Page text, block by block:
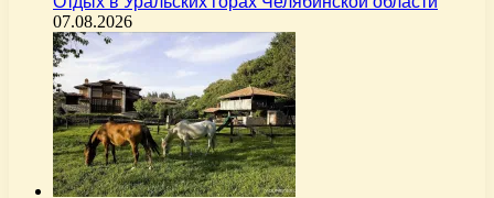
07.08.2026